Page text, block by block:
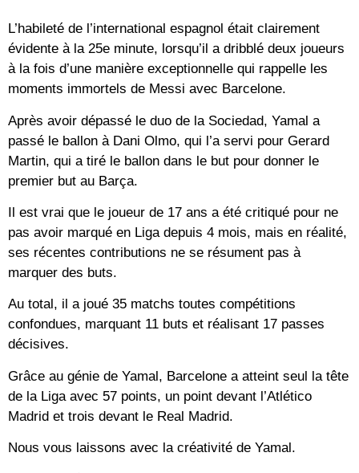
L’habileté de l’international espagnol était clairement
évidente à la 25e minute, lorsqu’il a dribblé deux joueurs
à la fois d’une manière exceptionnelle qui rappelle les
moments immortels de Messi avec Barcelone.
Après avoir dépassé le duo de la Sociedad, Yamal a
passé le ballon à Dani Olmo, qui l’a servi pour Gerard
Martin, qui a tiré le ballon dans le but pour donner le
premier but au Barça.
Il est vrai que le joueur de 17 ans a été critiqué pour ne
pas avoir marqué en Liga depuis 4 mois, mais en réalité,
ses récentes contributions ne se résument pas à
marquer des buts.
Au total, il a joué 35 matchs toutes compétitions
confondues, marquant 11 buts et réalisant 17 passes
décisives.
Grâce au génie de Yamal, Barcelone a atteint seul la tête
de la Liga avec 57 points, un point devant l’Atlético
Madrid et trois devant le Real Madrid.
Nous vous laissons avec la créativité de Yamal.